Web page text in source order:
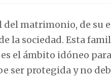
del matrimonio, de su
la sociedad. Esta
el ámbito idóneo
ser protegida y no